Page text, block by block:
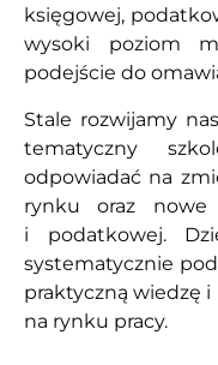
księgowej,
wysoki poziom
podejście do
Stale rozwijamy
tematyczny
odpowiadać na
rynku oraz nowe
i podatkowej.
systematycznie
praktyczną wiedzę
na rynku pracy.